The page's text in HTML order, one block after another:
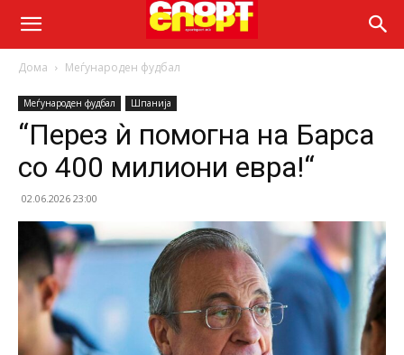
Дома Меѓународен фудбал
Меѓународен фудбал Шпанија
“Перез ѝ помогна на Барса
со 400 милиони евра!“
02.06.2026 23:00